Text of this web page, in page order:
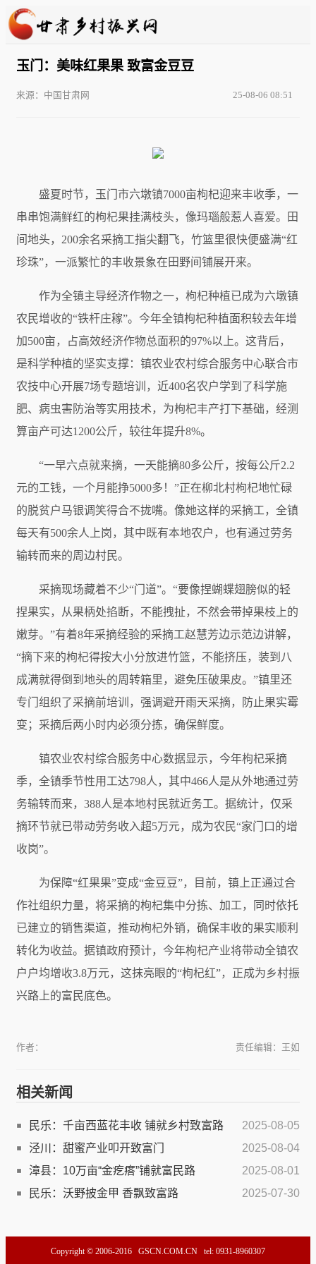
玉门：美味红果果 致富金豆豆
25-08-06 08:51
来源：中国甘肃网
盛夏时节，玉门市六墩镇7000亩枸杞迎来丰收季，一
串串饱满鲜红的枸杞果挂满枝头，像玛瑙般惹人喜爱。田
间地头，200余名采摘工指尖翻飞，竹篮里很快便盛满“红
珍珠”，一派繁忙的丰收景象在田野间铺展开来。
作为全镇主导经济作物之一，枸杞种植已成为六墩镇
农民增收的“铁杆庄稼”。今年全镇枸杞种植面积较去年增
加500亩，占高效经济作物总面积的97%以上。这背后，
是科学种植的坚实支撑：镇农业农村综合服务中心联合市
农技中心开展7场专题培训，近400名农户学到了科学施
肥、病虫害防治等实用技术，为枸杞丰产打下基础，经测
算亩产可达1200公斤，较往年提升8%。
“一早六点就来摘，一天能摘80多公斤，按每公斤2.2
元的工钱，一个月能挣5000多！”正在柳北村枸杞地忙碌
的脱贫户马银调笑得合不拢嘴。像她这样的采摘工，全镇
每天有500余人上岗，其中既有本地农户，也有通过劳务
输转而来的周边村民。
采摘现场藏着不少“门道”。“要像捏蝴蝶翅膀似的轻
捏果实，从果柄处掐断，不能拽扯，不然会带掉果枝上的
嫩芽。”有着8年采摘经验的采摘工赵慧芳边示范边讲解，
“摘下来的枸杞得按大小分放进竹篮，不能挤压，装到八
成满就得倒到地头的周转箱里，避免压破果皮。”镇里还
专门组织了采摘前培训，强调避开雨天采摘，防止果实霉
变；采摘后两小时内必须分拣，确保鲜度。
镇农业农村综合服务中心数据显示，今年枸杞采摘
季，全镇季节性用工达798人，其中466人是从外地通过劳
务输转而来，388人是本地村民就近务工。据统计，仅采
摘环节就已带动劳务收入超5万元，成为农民“家门口的增
收岗”。
为保障“红果果”变成“金豆豆”，目前，镇上正通过合
作社组织力量，将采摘的枸杞集中分拣、加工，同时依托
已建立的销售渠道，推动枸杞外销，确保丰收的果实顺利
转化为收益。据镇政府预计，今年枸杞产业将带动全镇农
户户均增收3.8万元，这抹亮眼的“枸杞红”，正成为乡村振
兴路上的富民底色。
责任编辑：王如
作者：
相关新闻
2025-08-05
民乐：千亩西蓝花丰收 铺就乡村致富路
2025-08-04
泾川：甜蜜产业叩开致富门
2025-08-01
漳县：10万亩“金疙瘩”铺就富民路
2025-07-30
民乐：沃野披金甲 香飘致富路
Copyright © 2006-2016 GSCN.COM.CN tel: 0931-8960307